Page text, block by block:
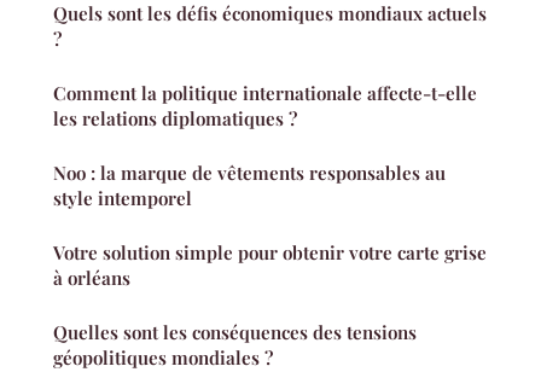
Quels sont les défis économiques mondiaux actuels
?
Comment la politique internationale affecte-t-elle
les relations diplomatiques ?
Noo : la marque de vêtements responsables au
style intemporel
Votre solution simple pour obtenir votre carte grise
à orléans
Quelles sont les conséquences des tensions
géopolitiques mondiales ?